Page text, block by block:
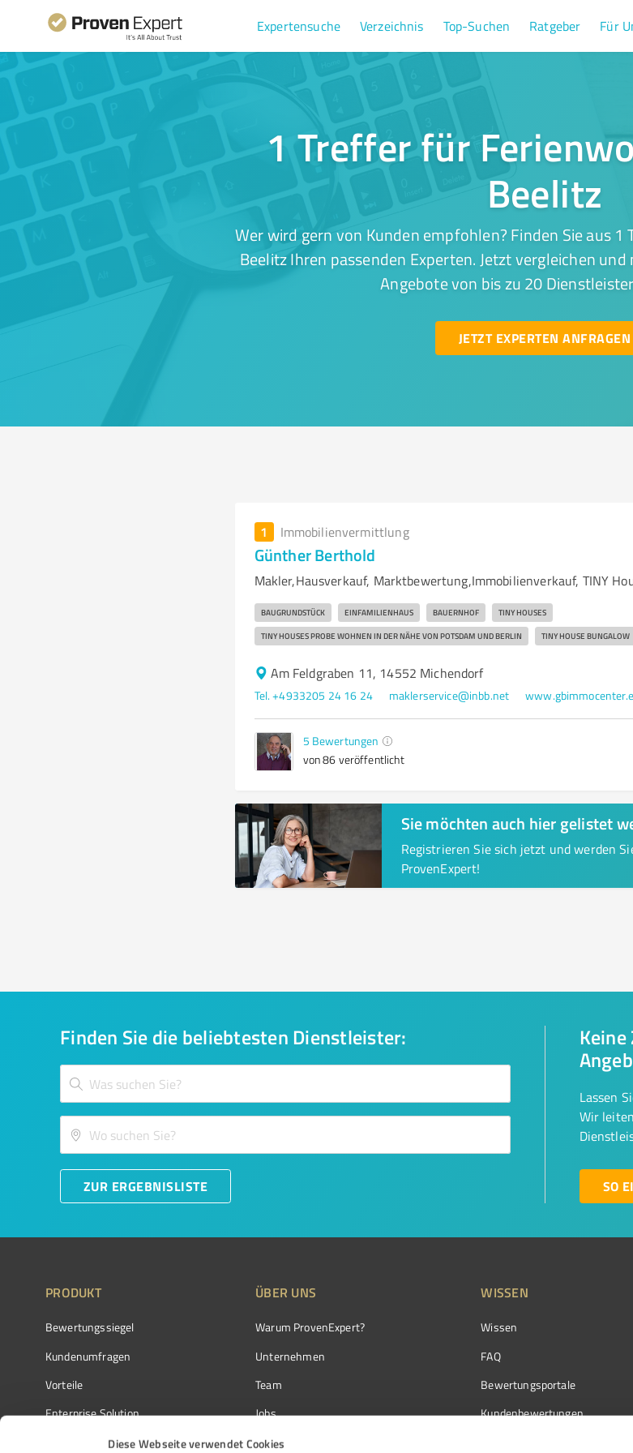
Diese Webseite verwendet Cookies
Expertensuche Verzeichnis Top-Suchen Ratgeber Für
1 Treffer für
Beelitz
Wer wird gern von Kunden empfohlen? Finden Sie aus
Beelitz Ihren passenden Experten. Jetzt vergleichen
Angebote von bis zu 20
JETZT EXPERTEN ANFRAGEN
1 Immobilienvermittlung
Günther Berthold
Makler,Hausverkauf, Marktbewertung,Immobilienverkauf, TINY
BAUGRUNDSTÜCK EINFAMILIENHAUS BAUERNHOF TINY HOUSES
TINY HOUSES PROBE WOHNEN IN DER NÄHE VON POTSDAM UND BERLIN TINY HOUSE BUNGALOW
Am Feldgraben 11, 14552 Michendorf
Tel. +4933205 24 16 24 maklerservice@inbb.net
5 Bewertungen
von 86 veröffentlicht
Sie möchten auch hier gelistet
Registrieren Sie sich jetzt und werden
ProvenExpert!
Finden Sie die beliebtesten Dienstleister:
ZUR ERGEBNISLISTE
Lassen
Wir
SO
PRODUKT
Bewertungssiegel
Kundenumfragen
Vorteile
Enterprise Solution
Partnerprogramm
ÜBER UNS
Warum ProvenExpert?
Unternehmen
Team
Jobs
Kundenstimmen
WISSEN
Wissen
FAQ
Bewertungsportale
Kundenbewertungen